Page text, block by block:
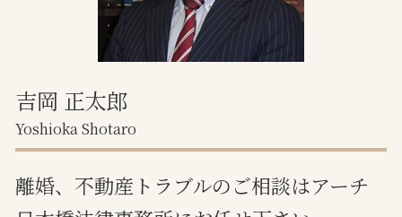
家賃滞納 信用情報
任意売却 不動産会社
吉岡 正太郎
Yoshioka Shotaro
離婚、不動産トラブルのご相談はアーチ